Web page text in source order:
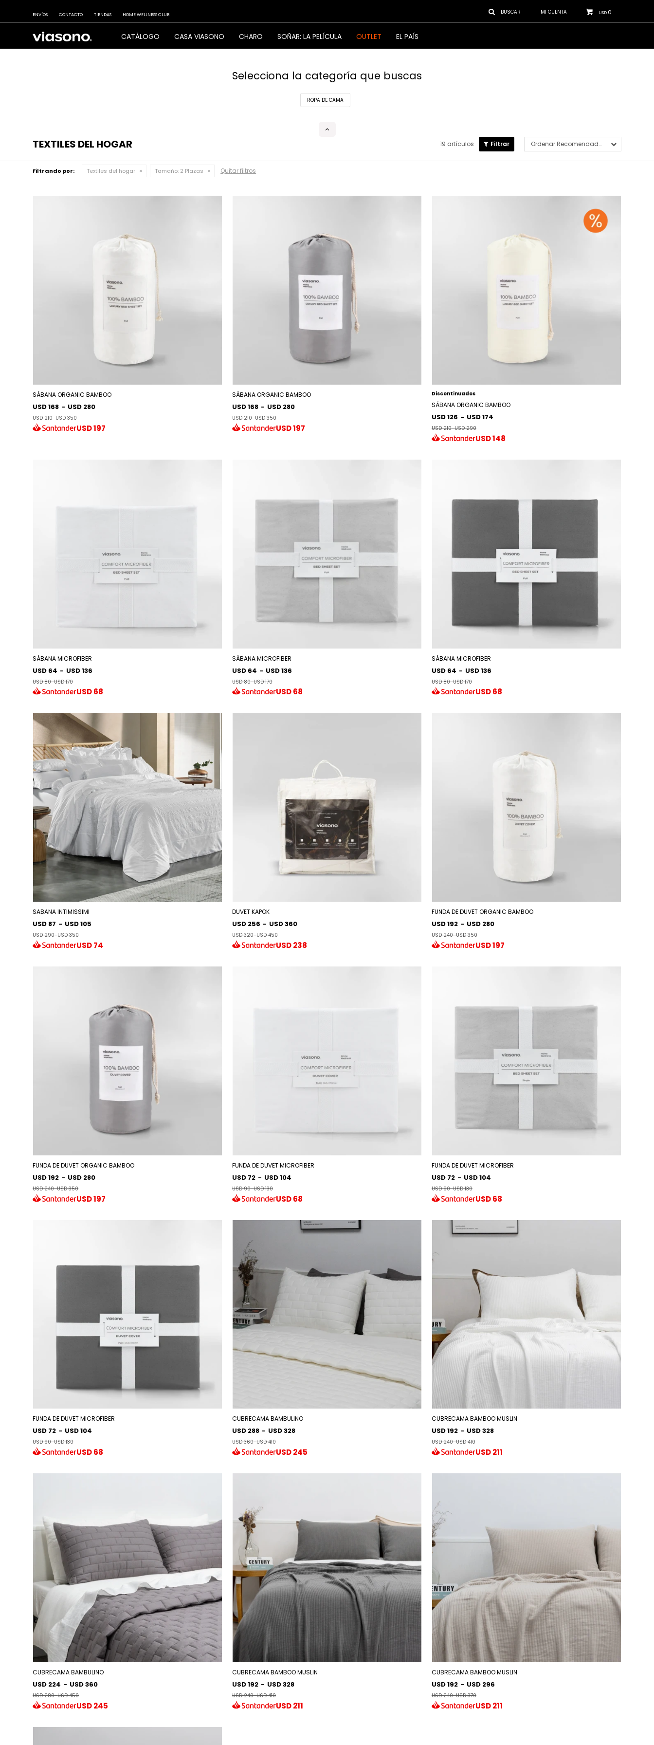
CATÁLOGO CASA VIASONO CHARO SOÑAR: LA PELÍCULA OUTLET EL PAÍS
USD 0
ENVÍOS CONTACTO TIENDAS HOME WELLNESS CLUB
Selecciona la categoría que buscas
ROPA DE CAMA
TEXTILES DEL HOGAR 19 artículos Recomendados
Filtrando por: Textiles del hogar Tamaño: 2 Plazas Quitar filtros
SÁBANA ORGANIC BAMBOO
USD 168 - USD 280
USD 210-USD 350
USD197
SÁBANA ORGANIC BAMBOO
USD 168 - USD 280
USD 210-USD 350
USD197
Discontinuados
SÁBANA ORGANIC BAMBOO
USD 126 - USD 174
USD 210-USD 290
USD148
SÁBANA MICROFIBER
USD 64 - USD 136
USD 80-USD 170
USD68
SÁBANA MICROFIBER
USD 64 - USD 136
USD 80-USD 170
USD68
SÁBANA MICROFIBER
USD 64 - USD 136
USD 80-USD 170
USD68
SABANA INTIMISSIMI
USD 87 - USD 105
USD 290-USD 350
USD74
DUVET KAPOK
USD 256 - USD 360
USD 320-USD 450
USD238
FUNDA DE DUVET ORGANIC BAMBOO
USD 192 - USD 280
USD 240-USD 350
USD197
FUNDA DE DUVET ORGANIC BAMBOO
USD 192 - USD 280
USD 240-USD 350
USD197
FUNDA DE DUVET MICROFIBER
USD 72 - USD 104
USD 90-USD 130
USD68
FUNDA DE DUVET MICROFIBER
USD 72 - USD 104
USD 90-USD 130
USD68
FUNDA DE DUVET MICROFIBER
USD 72 - USD 104
USD 90-USD 130
USD68
CUBRECAMA BAMBULINO
USD 288 - USD 328
USD 360-USD 410
USD245
CUBRECAMA BAMBOO MUSLIN
USD 192 - USD 328
USD 240-USD 410
USD211
CUBRECAMA BAMBULINO
USD 224 - USD 360
USD 280-USD 450
USD245
CUBRECAMA BAMBOO MUSLIN
USD 192 - USD 328
USD 240-USD 410
USD211
CUBRECAMA BAMBOO MUSLIN
USD 192 - USD 296
USD 240-USD 370
USD211